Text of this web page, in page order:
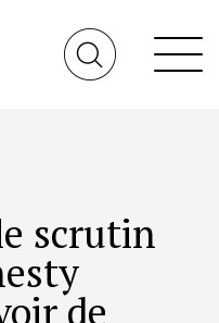
scrutin
de